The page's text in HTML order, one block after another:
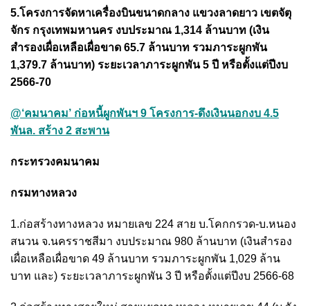
5.โครงการจัดหาเครื่องบินขนาดกลาง แขวงลาดยาว เขตจัตุ
จักร กรุงเทพมหานคร งบประมาณ 1,314 ล้านบาท (เงิน
สำรองเผื่อเหลือเผื่อขาด 65.7 ล้านบาท รวมภาระผูกพัน
1,379.7 ล้านบาท) ระยะเวลาภาระผูกพัน 5 ปี หรือตั้งแต่ปีงบ
2566-70
@‘คมนาคม’ ก่อหนี้ผูกพันฯ 9 โครงการ-ดึงเงินนอกงบ 4.5
พันล. สร้าง 2 สะพาน
กระทรวงคมนาคม
กรมทางหลวง
1.ก่อสร้างทางหลวง หมายเลข 224 สาย บ.โคกกรวด-บ.หนอง
สนวน จ.นครราชสีมา งบประมาณ 980 ล้านบาท (เงินสำรอง
เผื่อเหลือเผื่อขาด 49 ล้านบาท รวมภาระผูกพัน 1,029 ล้าน
บาท และ) ระยะเวลาภาระผูกพัน 3 ปี หรือตั้งแต่ปีงบ 2566-68